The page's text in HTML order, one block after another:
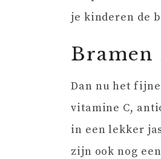
je kinderen de
Bramen
Dan nu het
vitamine C,
in een lekker
zijn ook nog